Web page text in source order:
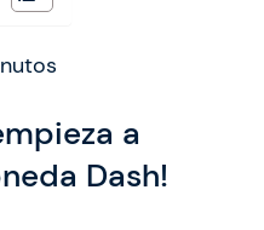
a
Dash!